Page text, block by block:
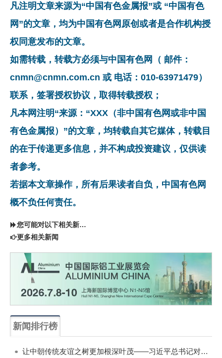
凡注明文章来源为“中国有色金属报”或 “中国有色
网”的文章，均为中国有色网原创或者是合作机构授
权同意发布的文章。
如需转载，转载方必须与中国有色网（ 邮件：
cnmn@cnmn.com.cn 或 电话：010-63971479）
联系，签署授权协议，取得转载授权；
凡本网注明“来源：“XXX（非中国有色网或非中国
有色金属报）”的文章，均转载自其它媒体，转载目
的在于传递更多信息，并不构成投资建议，仅供读
者参考。
若据本文章操作，所有后果读者自负，中国有色网
概不负任何责任。
您可能对以下相关新闻同样感兴趣
更多相关新闻
新闻排行榜
让中朝传统友谊之树更加根深叶茂——习近平总书记对朝鲜进行国事访问纪实